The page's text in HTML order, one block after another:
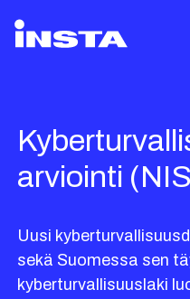
arviointi
Uusi
sekä Suomessa sen
kyberturvallisuuslaki